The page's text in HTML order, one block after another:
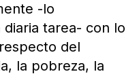
-lo
tarea- con lo
del
la pobreza, la